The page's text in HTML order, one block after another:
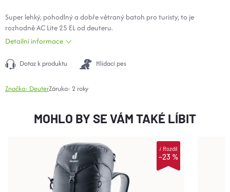
Super lehký, pohodlný a dobře větraný batoh pro turisty, to je
rozhodně AC Lite 25 EL od deuteru.
Detailní informace
Dotaz k produktu Hlídací pes
Značka: DeuterZáruka: 2 roky
MOHLO BY SE VÁM TAKÉ LÍBIT
–23 %
iRozdíl